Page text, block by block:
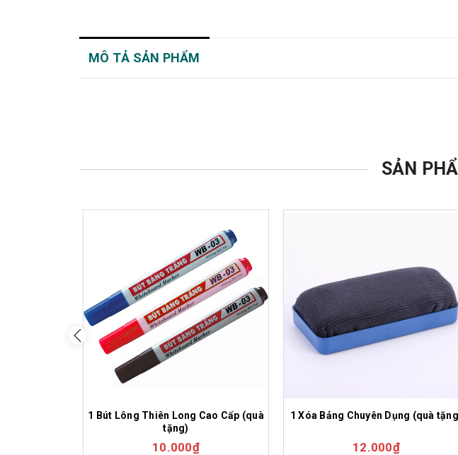
MÔ TẢ SẢN PHẨM
SẢN
1 Bút Lông Thiên Long Cao Cấp (quà
tặng)
10.000₫
1 Xóa Bảng Chuyên Dụng (quà
12.000₫